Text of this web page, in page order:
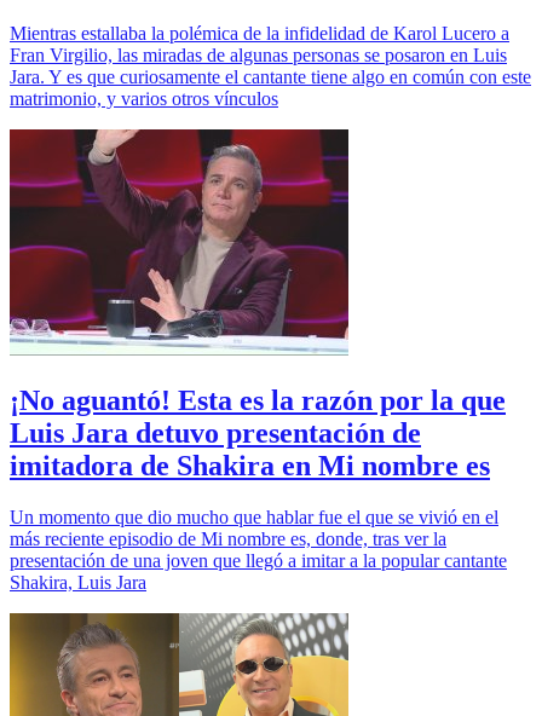
Mientras estallaba la polémica de la infidelidad de Karol Lucero a
Fran Virgilio, las miradas de algunas personas se posaron en Luis
Jara. Y es que curiosamente el cantante tiene algo en común con este
matrimonio, y varios otros vínculos
¡No aguantó! Esta es la razón por la que
Luis Jara detuvo presentación de
imitadora de Shakira en Mi nombre es
Un momento que dio mucho que hablar fue el que se vivió en el
más reciente episodio de Mi nombre es, donde, tras ver la
presentación de una joven que llegó a imitar a la popular cantante
Shakira, Luis Jara